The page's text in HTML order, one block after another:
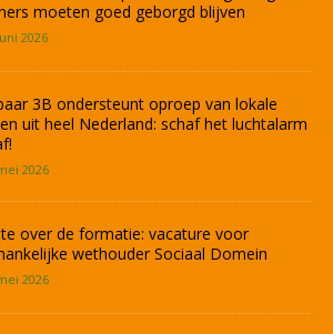
moeten goed geborgd blijven
2026
3B ondersteunt oproep van lokale
uit heel Nederland: schaf het luchtalarm
2026
over de formatie: vacature voor
wethouder Sociaal Domein
2026